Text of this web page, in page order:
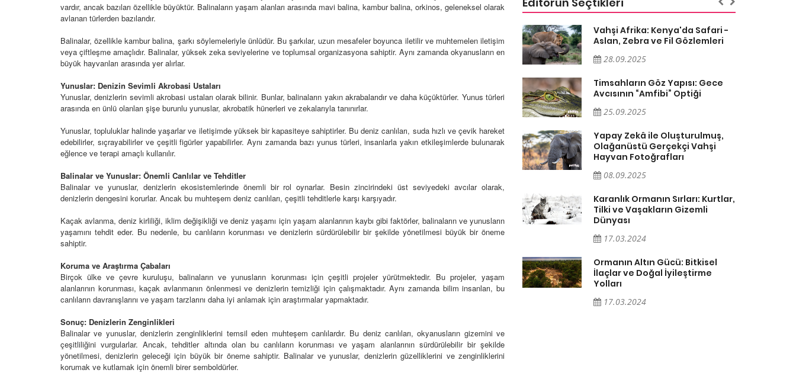
vardır, ancak bazıları özellikle büyüktür. Balinaların yaşam alanları arasında mavi balina, kambur balina, orkinos, geleneksel olarak
avlanan türlerden bazılarıdır.
Balinalar, özellikle kambur balina, şarkı söylemeleriyle ünlüdür. Bu şarkılar, uzun mesafeler boyunca iletilir ve muhtemelen iletişim
veya çiftleşme amaçlıdır. Balinalar, yüksek zeka seviyelerine ve toplumsal organizasyona sahiptir. Aynı zamanda okyanusların en
büyük hayvanları arasında yer alırlar.
Yunuslar: Denizin Sevimli Akrobasi Ustaları
Yunuslar, denizlerin sevimli akrobasi ustaları olarak bilinir. Bunlar, balinaların yakın akrabalarıdır ve daha küçüktürler. Yunus türleri
arasında en ünlü olanları şişe burunlu yunuslar, akrobatik hünerleri ve zekalarıyla tanınırlar.
Yunuslar, topluluklar halinde yaşarlar ve iletişimde yüksek bir kapasiteye sahiptirler. Bu deniz canlıları, suda hızlı ve çevik hareket
edebilirler, sıçrayabilirler ve çeşitli figürler yapabilirler. Aynı zamanda bazı yunus türleri, insanlarla yakın etkileşimlerde bulunarak
eğlence ve terapi amaçlı kullanılır.
Balinalar ve Yunuslar: Önemli Canlılar ve Tehditler
Balinalar ve yunuslar, denizlerin ekosistemlerinde önemli bir rol oynarlar. Besin zincirindeki üst seviyedeki avcılar olarak,
denizlerin dengesini korurlar. Ancak bu muhteşem deniz canlıları, çeşitli tehditlerle karşı karşıyadır.
Kaçak avlanma, deniz kirliliği, iklim değişikliği ve deniz yaşamı için yaşam alanlarının kaybı gibi faktörler, balinaların ve yunusların
yaşamını tehdit eder. Bu nedenle, bu canlıların korunması ve denizlerin sürdürülebilir bir şekilde yönetilmesi büyük bir öneme
sahiptir.
Koruma ve Araştırma Çabaları
Birçok ülke ve çevre kuruluşu, balinaların ve yunusların korunması için çeşitli projeler yürütmektedir. Bu projeler, yaşam
alanlarının korunması, kaçak avlanmanın önlenmesi ve denizlerin temizliği için çalışmaktadır. Aynı zamanda bilim insanları, bu
canlıların davranışlarını ve yaşam tarzlarını daha iyi anlamak için araştırmalar yapmaktadır.
Sonuç: Denizlerin Zenginlikleri
Balinalar ve yunuslar, denizlerin zenginliklerini temsil eden muhteşem canlılardır. Bu deniz canlıları, okyanusların gizemini ve
çeşitliliğini vurgularlar. Ancak, tehditler altında olan bu canlıların korunması ve yaşam alanlarının sürdürülebilir bir şekilde
yönetilmesi, denizlerin geleceği için büyük bir öneme sahiptir. Balinalar ve yunuslar, denizlerin güzelliklerini ve zenginliklerini
korumak ve kutlamak için önemli birer semboldürler.
Canavarları:
Doğal
ve Antiloplar
Topraklarının
Sakinleri: Çöl
ve Akrepler
Sakinleri: Piranalar, Yılanlar ve
Su Samurları
16.03.2024
Pire Yırtıcısı: Dişi Sivrisineğin
Doğal Mücadelesi
Hızlı ve Ölümcül: Vahşi Atların
Serbest Ruhu
01.03.2024
Aslanların Hayaleti: Leoparın
01.03.2024
Zekası, Maymunlar
01.03.2024
yaratıkları olan koalalar
21.02.2024
bölgelerde yaşayan vaşaklar
Zebra: Afrika savanlarının renkli
figürlerinden biri olan zebra
Kurtköpekleri: Sosyal yapıları
ve avlanma stratejileriyle
20.02.2024
20.02.2024
Vahşi Afrika: Kenya'da Safari -
Aslan, Zebra ve Fil Gözlemleri
28.09.2025
Timsahların Göz Yapısı: Gece
Avcısının “Amfibi” Optiği
25.09.2025
Yapay Zekâ ile Oluşturulmuş,
Olağanüstü Gerçekçi Vahşi
Hayvan Fotoğrafları
08.09.2025
Karanlık Ormanın Sırları: Kurtlar,
Tilki ve Vaşakların Gizemli
Dünyası
17.03.2024
Ormanın Altın Gücü: Bitkisel
İlaçlar ve Doğal İyileştirme
Yolları
17.03.2024